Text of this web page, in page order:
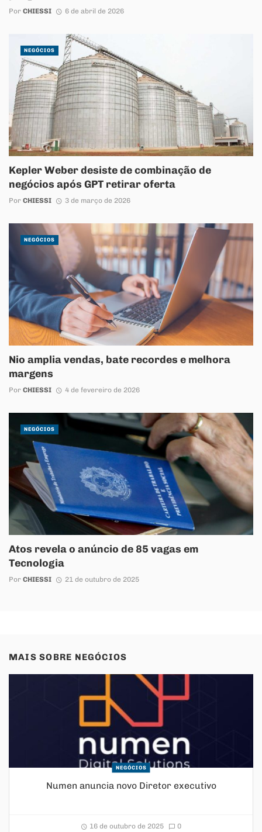
Por CHIESSI 6 de abril de 2026
Kepler Weber desiste de combinação de
negócios após GPT retirar oferta
Por CHIESSI 3 de março de 2026
NEGÓCIOS
Nio amplia vendas, bate recordes e melhora
margens
Por CHIESSI 4 de fevereiro de 2026
NEGÓCIOS
Atos revela o anúncio de 85 vagas em
Tecnologia
Por CHIESSI 21 de outubro de 2025
NEGÓCIOS
MAIS SOBRE NEGÓCIOS
NEGÓCIOS
Numen anuncia novo Diretor executivo
16 de outubro de 2025 0